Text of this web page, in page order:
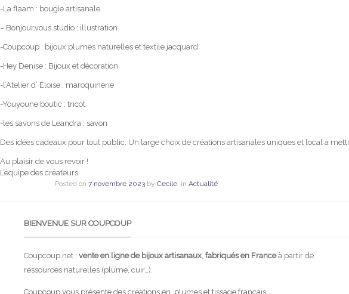
-La flaam : bougie artisanale
– Bonjour.vous.studio : illustration
-Coupcoup : bijoux plumes naturelles et textile jacquard
-Hey Denise : Bijoux et décoration
-l’Atelier d’ Éloïse : maroquinerie
-Youyoune boutic : tricot
-les savons de Leandra : savon
Des idées cadeaux pour tout public. Un large choix de créations artisanales uniques et local à
Au plaisir de vous revoir !
L’équipe des créateurs
Posted on 7 novembre 2023 by Cecile in Actualité
BIENVENUE SUR COUPCOUP
Coupcoup.net : vente en ligne de bijoux artisanaux, fabriqués en Franceà partir de
ressources naturelles (plume, cuir…).
Coupcoup vous présente des créations en plumes et tissage français.